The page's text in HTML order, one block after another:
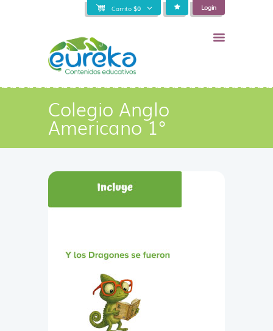
Carrito $0 Login
Colegio Anglo
Americano 1°